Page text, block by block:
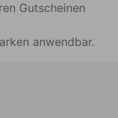
Gutscheinen
anwendbar.